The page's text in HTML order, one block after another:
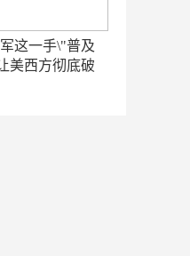
这一手\"普及
美西方彻底破